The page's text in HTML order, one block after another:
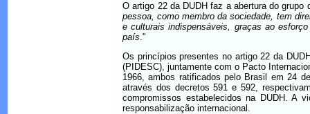
O artigo 22 da DUDH faz a abertura do
pessoa, como membro da sociedade, tem
e culturais indispensáveis, graças ao
país."
Os princípios presentes no artigo 22 da
(PIDESC), juntamente com o Pacto
1966, ambos ratificados pelo Brasil em 24
através dos decretos 591 e 592,
compromissos estabelecidos na DUDH. A
responsabilização internacional.